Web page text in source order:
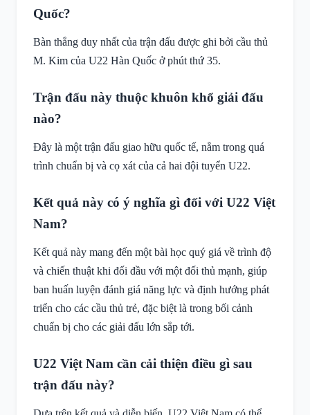
Quốc?
Bàn thắng duy nhất của trận đấu được ghi bởi cầu thủ
M. Kim của U22 Hàn Quốc ở phút thứ 35.
Trận đấu này thuộc khuôn khổ giải đấu
nào?
Đây là một trận đấu giao hữu quốc tế, nằm trong quá
trình chuẩn bị và cọ xát của cả hai đội tuyển U22.
Kết quả này có ý nghĩa gì đối với U22 Việt
Nam?
Kết quả này mang đến một bài học quý giá về trình độ
và chiến thuật khi đối đầu với một đối thủ mạnh, giúp
ban huấn luyện đánh giá năng lực và định hướng phát
triển cho các cầu thủ trẻ, đặc biệt là trong bối cảnh
chuẩn bị cho các giải đấu lớn sắp tới.
U22 Việt Nam cần cải thiện điều gì sau
trận đấu này?